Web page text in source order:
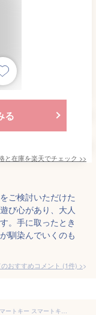
る
と在庫を楽天でチェック >>
ご検討いただけた
び心があり、大人
。手に取ったとき
馴染んでいくのも
おすすめコメント (1件) >
[ブランポム] キーケース レディース 本革 4連 スマートキー スマートキーカバー bp-2015 イエロー